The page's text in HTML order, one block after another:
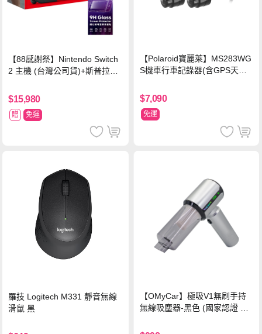
【88感謝祭】Nintendo Switch
2 主機 (台灣公司貨)+斯普拉遁
$15,980
贈 免運
【Polaroid寶麗萊】MS283WG
S機車行車記錄器(含GPS天線)-
新小蜂鷹)
$7,090
免運
羅技 Logitech M331 靜音無線
滑鼠 黑
【OMyCar】極吸V1無刷手持
無線吸塵器-黑色 (國家認證 一
吸充吹抽四合一 除塵 抽真空 車